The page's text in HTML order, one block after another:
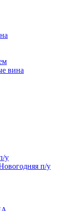
вина
у
п/у